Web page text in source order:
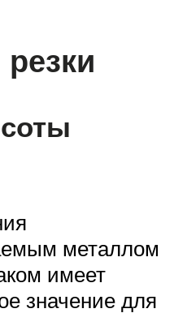
металлом
имеет
значение для